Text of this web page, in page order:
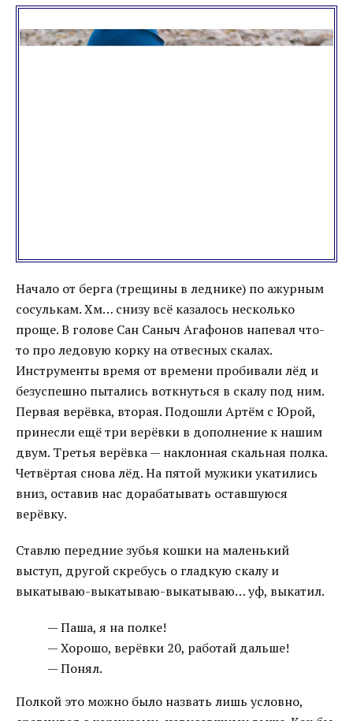
Начало от берга (трещины в леднике) по ажурным
сосулькам. Хм… снизу всё казалось несколько
проще. В голове Сан Саныч Агафонов напевал что-
то про ледовую корку на отвесных скалах.
Инструменты время от времени пробивали лёд и
безуспешно пытались воткнуться в скалу под ним.
Первая верёвка, вторая. Подошли Артём с Юрой,
принесли ещё три верёвки в дополнение к нашим
двум. Третья верёвка — наклонная скальная полка.
Четвёртая снова лёд. На пятой мужики укатились
вниз, оставив нас дорабатывать оставшуюся
верёвку.
Ставлю передние зубья кошки на маленький
выступ, другой скребусь о гладкую скалу и
выкатываю-выкатываю-выкатываю… уф, выкатил.
— Паша, я на полке!
— Хорошо, верёвки 20, работай дальше!
— Понял.
Полкой это можно было назвать лишь условно,